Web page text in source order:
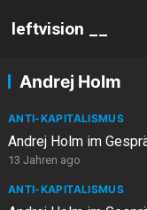
leftvision __
Andrej Holm
ANTI-KAPITALISMUS
Andrej Holm im
13 Jahren ago
ANTI-KAPITALISMUS